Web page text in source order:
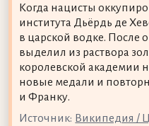
Когда нацисты
института Дьёрдь де
в царской водке. После
выделил из раствора
королевской академии
новые медали и
и Франку.
Источник: Википедия /